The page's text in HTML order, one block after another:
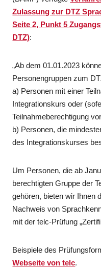
Zulassung zur DTZ
Seite 2, Punkt 5
DTZ):
„Ab dem 01.01.2023
Personengruppen zum
a) Personen mit einer
Integrationskurs oder
Teilnahmeberechtigung
b) Personen, die
des Integrationskurses
Um Personen, die ab
berechtigten Gruppe der
gehören, bieten wir Ihnen
Nachweis von
mit der telc-Prüfung
Beispiele des
Webseite von telc.